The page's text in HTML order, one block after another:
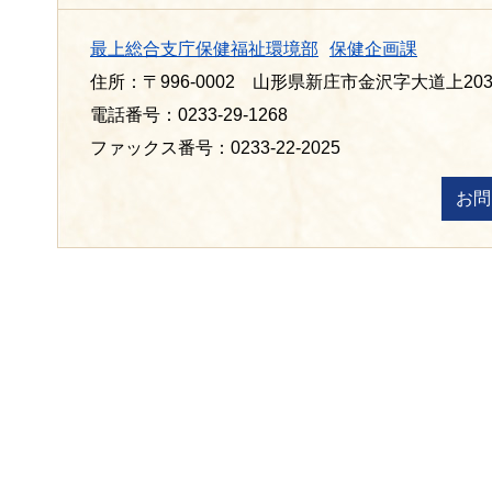
最上総合支庁保健福祉環境部
保健企画課
住所：〒996-0002 山形県新庄市金沢字大道上
電話番号：0233-29-1268
ファックス番号：0233-22-2025